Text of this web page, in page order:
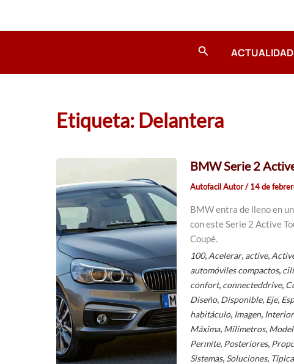
Buscar ACTUALIDAD
Etiqueta: Delantera
BMW Serie 2
Autofacil Autor/14 de
BMW entra de lleno en
con este Serie 2 Active
Coupé.
100, Acelerar, active,
automóviles compactos,
confort, connecteddrive,
Diseño, Disponible, Eje,
habitáculo, Imagen, Interior
Máxima, Milimetros,
Permite, Posteriores,
Sistemas, Soluciones, Tipica